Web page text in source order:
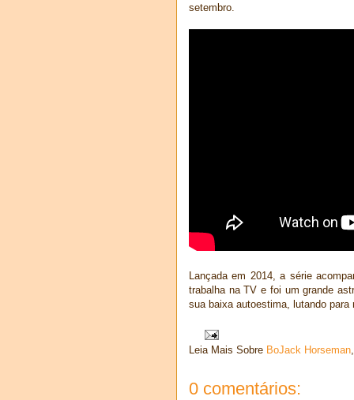
setembro.
Lançada em 2014, a série
trabalha na TV e foi um grande
sua baixa autoestima, lutando para
Leia Mais Sobre BoJack Horseman,
0 comentários: